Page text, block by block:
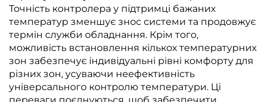
Точність контролера у підтримці бажаних
температур зменшує знос системи та продовжує
термін служби обладнання. Крім того,
можливість встановлення кількох температурних
зон забезпечує індивідуальні рівні комфорту для
різних зон, усуваючи неефективність
універсального контролю температури. Ці